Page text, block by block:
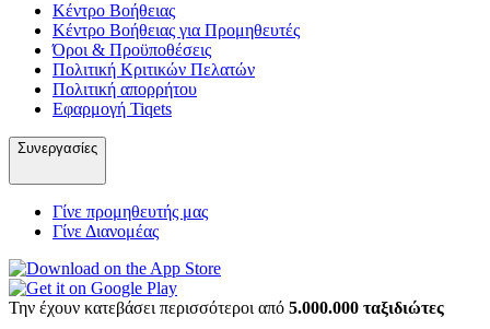
Κέντρο Βοήθειας
Κέντρο Βοήθειας για Προμηθευτές
Όροι & Προϋποθέσεις
Πολιτική Κριτικών Πελατών
Πολιτική απορρήτου
Εφαρμογή Tiqets
Συνεργασίες
Γίνε προμηθευτής μας
Γίνε Διανομέας
Την έχουν κατεβάσει περισσότεροι από 5.000.000 ταξιδιώτες